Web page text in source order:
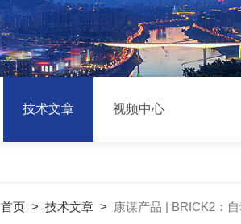
技术文章 视频中心
首页> 技术文章> 康谋产品 | BRICK2：